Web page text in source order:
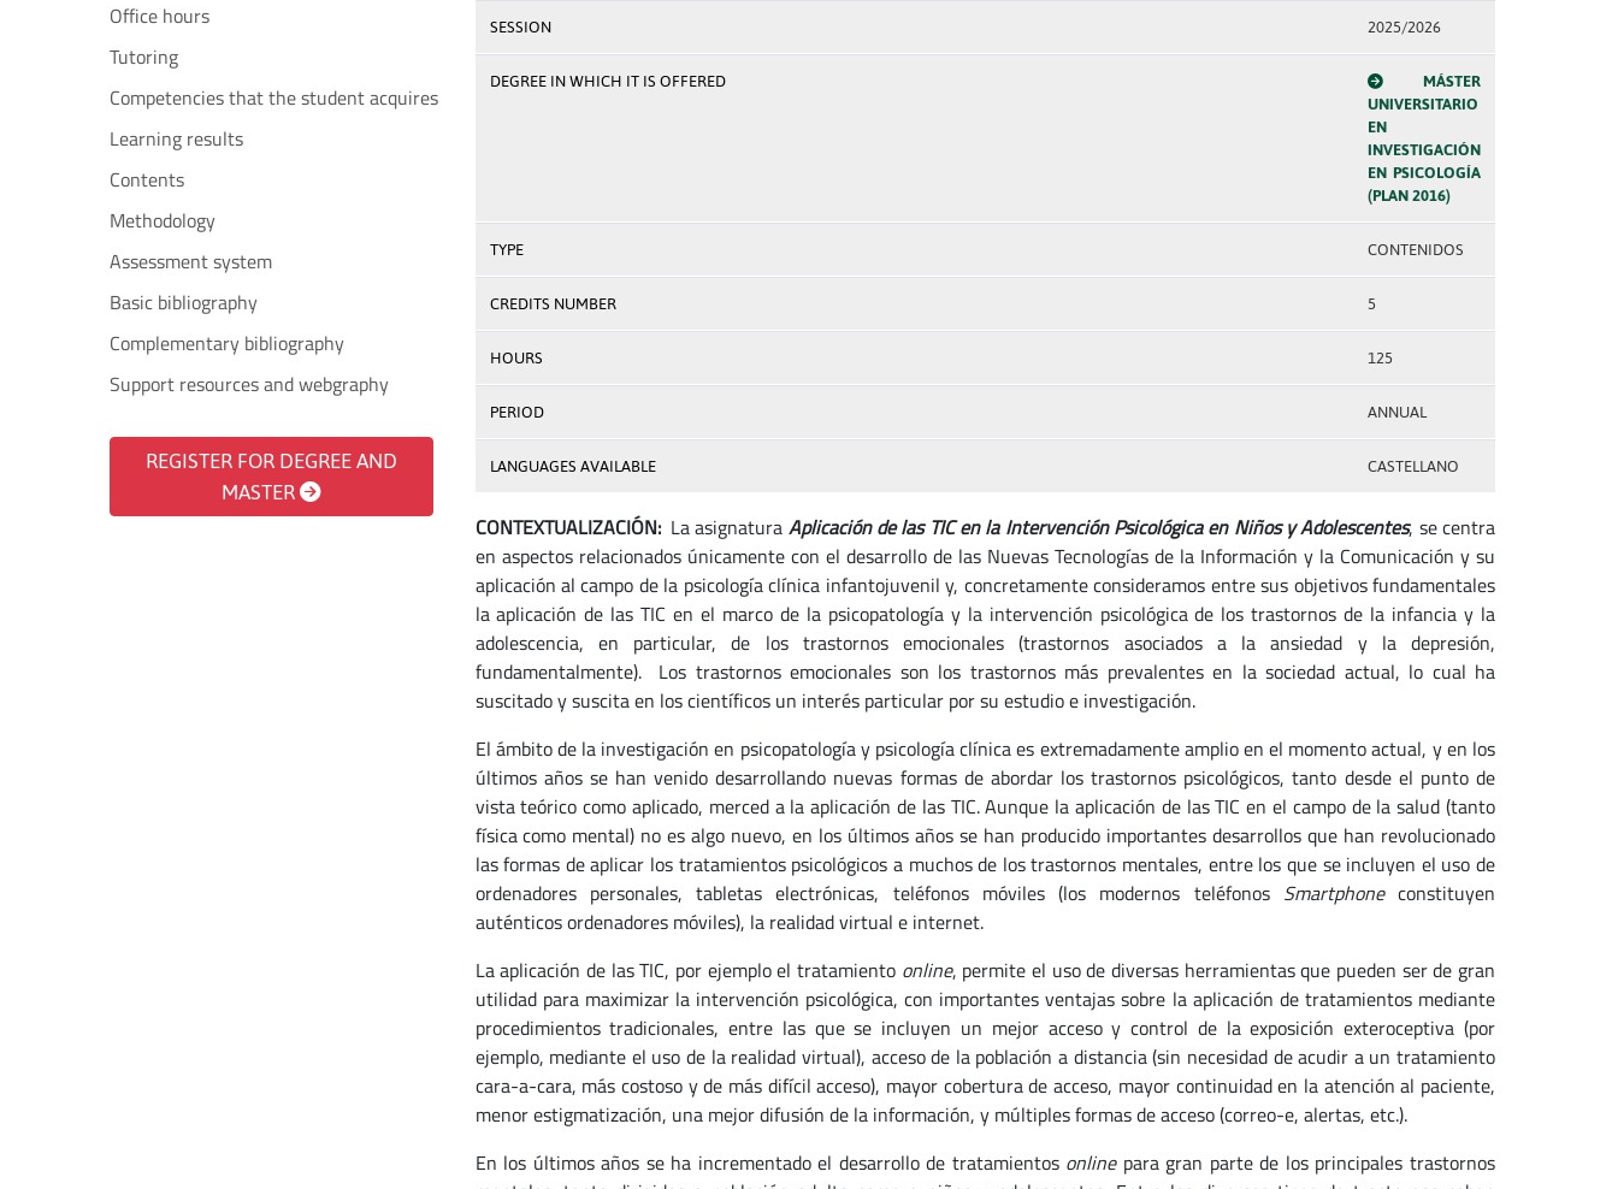
Office hours
Tutoring
Competencies that the student acquires
Learning results
Contents
Methodology
Assessment system
Basic bibliography
Complementary bibliography
Support resources and webgraphy
REGISTER FOR DEGREE AND
MASTER
SESSION 2025/2026
DEGREE IN WHICH IT IS OFFERED
MÁSTER
UNIVERSITARIO
EN
INVESTIGACIÓN
EN PSICOLOGÍA
(PLAN 2016)
TYPE CONTENIDOS
CREDITS NUMBER 5
HOURS 125
PERIOD ANNUAL
LANGUAGES AVAILABLE CASTELLANO
CONTEXTUALIZACIÓN:La asignatura Aplicación de las TIC en la Intervención Psicológica en Niños y Adolescentes, se centra
en aspectos relacionados únicamente con el desarrollo de las Nuevas Tecnologías de la Información y la Comunicación y su
aplicación al campo de la psicología clínica infantojuvenil y, concretamente consideramos entre sus objetivos fundamentales
la aplicación de las TIC en el marco de la psicopatología y la intervención psicológica de los trastornos de la infancia y la
adolescencia, en particular, de los trastornos emocionales (trastornos asociados a la ansiedad y la depresión,
fundamentalmente). Los trastornos emocionales son los trastornos más prevalentes en la sociedad actual, lo cual ha
suscitado y suscita en los científicos un interés particular por su estudio e investigación.
El ámbito de la investigación en psicopatología y psicología clínica es extremadamente amplio en el momento actual, y en los
últimos años se han venido desarrollando nuevas formas de abordar los trastornos psicológicos, tanto desde el punto de
vista teórico como aplicado, merced a la aplicación de las TIC. Aunque la aplicación de las TIC en el campo de la salud (tanto
física como mental) no es algo nuevo, en los últimos años se han producido importantes desarrollos que han revolucionado
las formas de aplicar los tratamientos psicológicos a muchos de los trastornos mentales, entre los que se incluyen el uso de
ordenadores personales, tabletas electrónicas, teléfonos móviles (los modernos teléfonos Smartphone constituyen
auténticos ordenadores móviles), la realidad virtual e internet.
La aplicación de las TIC, por ejemplo el tratamiento online, permite el uso de diversas herramientas que pueden ser de gran
utilidad para maximizar la intervención psicológica, con importantes ventajas sobre la aplicación de tratamientos mediante
procedimientos tradicionales, entre las que se incluyen un mejor acceso y control de la exposición exteroceptiva (por
ejemplo, mediante el uso de la realidad virtual), acceso de la población a distancia (sin necesidad de acudir a un tratamiento
cara-a-cara, más costoso y de más difícil acceso), mayor cobertura de acceso, mayor continuidad en la atención al paciente,
menor estigmatización, una mejor difusión de la información, y múltiples formas de acceso (correo-e, alertas, etc.).
En los últimos años se ha incrementado el desarrollo de tratamientos online para gran parte de los principales trastornos